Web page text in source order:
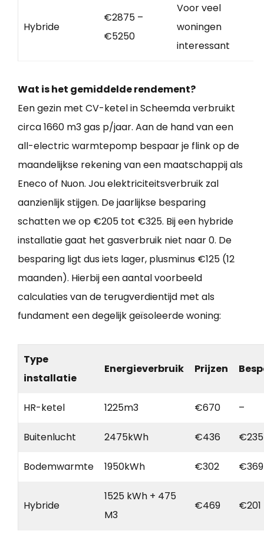
Hybride
€2875 –
€5250
Voor veel
woningen
interessant
Wat is het gemiddelde rendement?
Een gezin met CV-ketel in Scheemda verbruikt
circa 1660 m3 gas p/jaar. Aan de hand van een
all-electric warmtepomp bespaar je flink op de
maandelijkse rekening van een maatschappij als
Eneco of Nuon. Jou elektriciteitsverbruik zal
aanzienlijk stijgen. De jaarlijkse besparing
schatten we op €205 tot €325. Bij een hybride
installatie gaat het gasverbruik niet naar 0. De
besparing ligt dus iets lager, plusminus €125 (12
maanden). Hierbij een aantal voorbeeld
calculaties van de terugverdientijd met als
fundament een degelijk geïsoleerde woning:
Type
installatie
Energieverbruik Prijzen
HR-ketel 1225m3 €670 –
Buitenlucht 2475kWh €436 €235
Bodemwarmte 1950kWh €302 €369
Hybride
1525 kWh + 475
M3
€469 €201